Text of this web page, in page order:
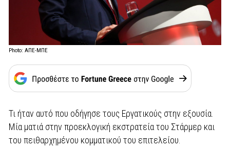
Photo: ΑΠΕ-ΜΠΕ
Τι ήταν αυτό που οδήγησε τους Εργατικούς στην εξουσία.
Μία ματιά στην προεκλογική εκστρατεία του Στάρμερ και
του πειθαρχημένου κομματικού του επιτελείου.